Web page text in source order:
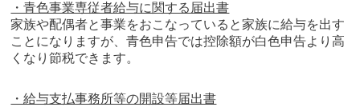
・青色事業専従者給与に関する届出書
家族や配偶者と事業をおこなっていると家族に給与を出す
ことになりますが、青色申告では控除額が白色申告より高
くなり節税できます。
・給与支払事務所等の開設等届出書